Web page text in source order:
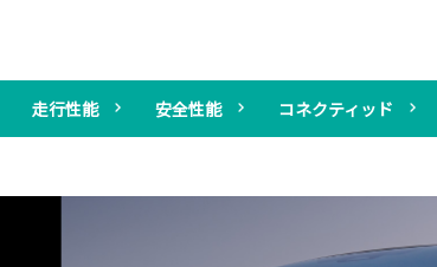
走行性能 安全性能 コネクティッド